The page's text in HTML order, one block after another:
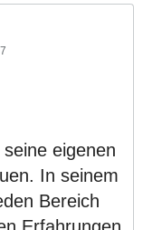
eigenen
In seinem
Bereich
Erfahrungen